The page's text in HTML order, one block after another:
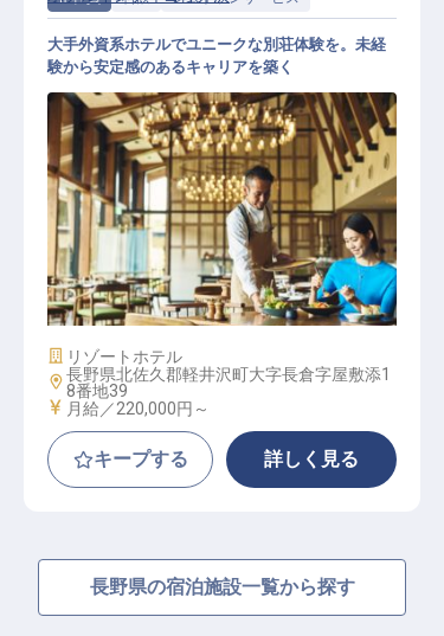
レストランサービス│完全週休2日制
／単身寮・住宅手当あり／資格支援
制度
大手外資系ホテルでユニークな別荘体験を。未経
験から安定感のあるキャリアを築く
施設業態
リゾートホテル
勤務地
長野県北佐久郡軽井沢町大字長倉字屋敷添1
8番地39
給与
月給／220,000円～
キープする 詳しく見る
長野県の宿泊施設一覧から探す